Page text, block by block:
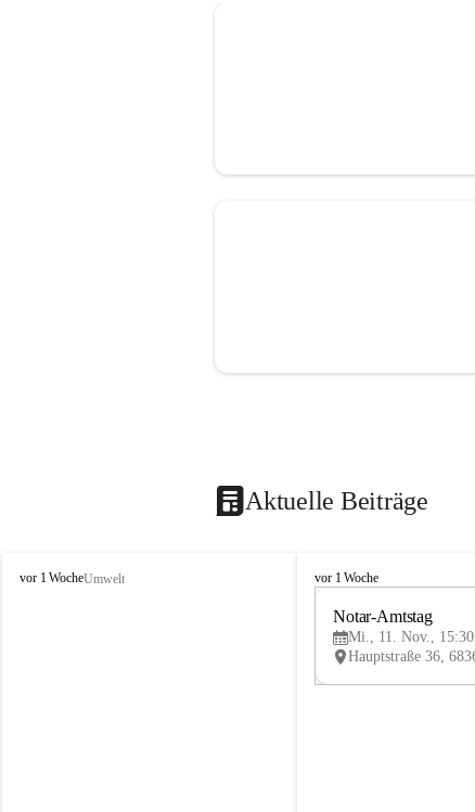
Aktuelle Beiträge
V
vor 1 WocheUmwelt
V
vor 1 Woche
Notar-Amtstag
Mi., 11. Nov., 15:30